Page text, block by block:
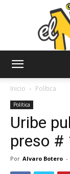
Inicio Política
Política
Uribe
preso #
Por Alvaro Botero -